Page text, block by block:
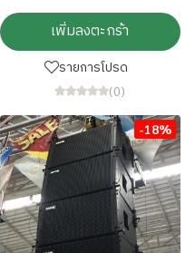
เพิ่มลงตะกร้า
รายการโปรด
(0)
-18%